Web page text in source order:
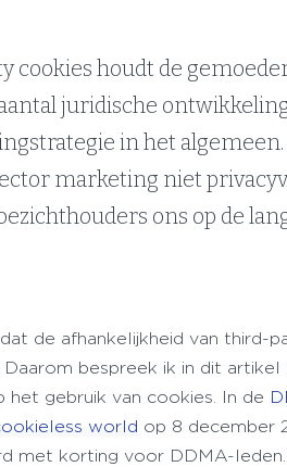
cookies houdt de
juridische
in het algemeen.
marketing niet
ons op de
de afhankelijkheid van third-
bespreek ik in dit artikel
gebruik van cookies. In de
world op 8 december
met korting voor DDMA-leden.